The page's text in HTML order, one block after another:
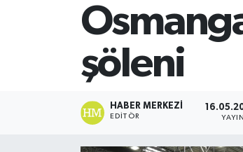
şöleni
HABER MERKEZI
EDITÖR